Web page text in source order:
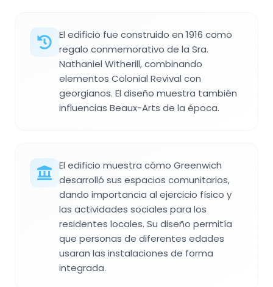
El edificio fue construido en 1916 como
regalo conmemorativo de la Sra.
Nathaniel Witherill, combinando
elementos Colonial Revival con
georgianos. El diseño muestra también
influencias Beaux-Arts de la época.
El edificio muestra cómo Greenwich
desarrolló sus espacios comunitarios,
dando importancia al ejercicio físico y
las actividades sociales para los
residentes locales. Su diseño permitía
que personas de diferentes edades
usaran las instalaciones de forma
integrada.